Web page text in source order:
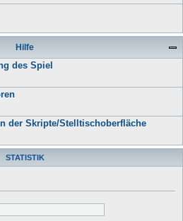
Hilfe
des Spiel
der Skripte/Stelltischoberfläche
STATISTIK